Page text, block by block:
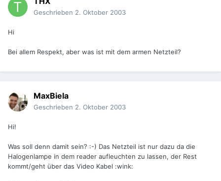
Geschrieben 2. Oktober 2003
Hi
Bei allem Respekt, aber was ist mit dem armen Netzteil?
MaxBiela
Geschrieben 2. Oktober 2003
Hi!
Was soll denn damit sein? :-) Das Netzteil ist nur dazu da die
Halogenlampe in dem reader aufleuchten zu lassen, der Rest
kommt/geht über das Video Kabel :wink: